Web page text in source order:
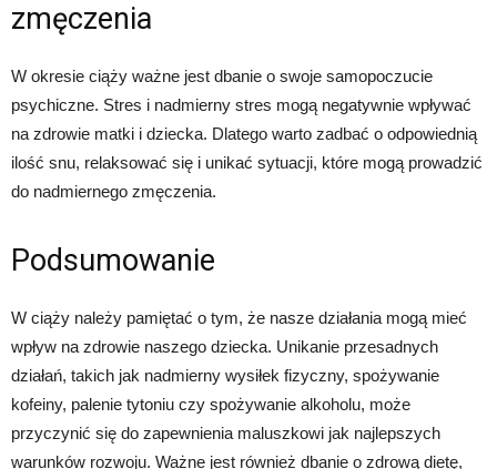
zmęczenia
W okresie ciąży ważne jest dbanie o swoje samopoczucie
psychiczne. Stres i nadmierny stres mogą negatywnie wpływać
na zdrowie matki i dziecka. Dlatego warto zadbać o odpowiednią
ilość snu, relaksować się i unikać sytuacji, które mogą prowadzić
do nadmiernego zmęczenia.
Podsumowanie
W ciąży należy pamiętać o tym, że nasze działania mogą mieć
wpływ na zdrowie naszego dziecka. Unikanie przesadnych
działań, takich jak nadmierny wysiłek fizyczny, spożywanie
kofeiny, palenie tytoniu czy spożywanie alkoholu, może
przyczynić się do zapewnienia maluszkowi jak najlepszych
warunków rozwoju. Ważne jest również dbanie o zdrową dietę,